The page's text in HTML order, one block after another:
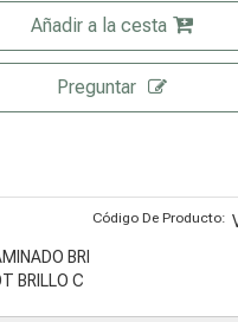
Añadir a la cesta
Preguntar
Código De Producto:
BRI
BRILLO C